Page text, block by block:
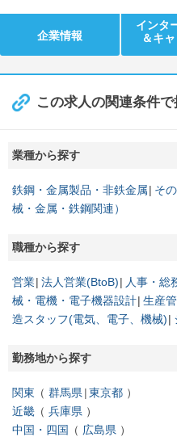
企業情報
インタ
＆キ
この求人の関連条件で
業種から探す
鉄鋼・金属製品・非鉄金属 そ
械・金属・鉄鋼関連）
職種から探す
営業 法人営業(BtoB) 人事・総
械・電機・電子機器設計 生産
造スタッフ(電気、電子、機械)
勤務地から探す
関東 群馬県 東京都
近畿
兵庫県
中国・四国
広島県